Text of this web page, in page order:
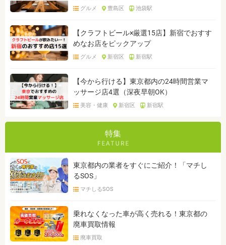
グルメ 豊島区 池袋駅
【クラフトビール×厳選15店】新宿でおすす
めなお店をピックアップ
グルメ 新宿区 新宿駅
【今から行ける】東京都内の24時間営業マ
ッサージ店4選（深夜早朝OK）
美容・健康 新宿区 新宿駅
特集
東京都内の業者をすぐにご紹介！「マチし
るSOS」
マチしるSOS
乗れなくなった車が高く売れる！東京都の
廃車買取情報
廃車買取